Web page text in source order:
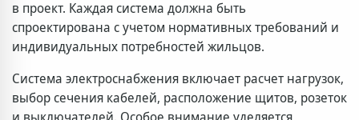
в проект. Каждая система должна быть
спроектирована с учетом нормативных требований и
индивидуальных потребностей жильцов.
Система электроснабжения включает расчет нагрузок,
выбор сечения кабелей, расположение щитов, розеток